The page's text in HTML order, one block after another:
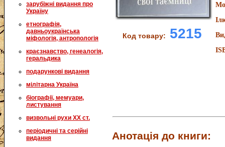
зарубіжні видання про
Україну
етнографія,
давньоукраїнська
міфологія, антропологія
краєзнавство, генеалогія,
геральдика
подарункові видання
мілітарна Україна
біографії, мемуари,
листування
визвольні рухи XX ст.
періодичні та серійні
видання
Код товару: 5215
Анотація до книги: